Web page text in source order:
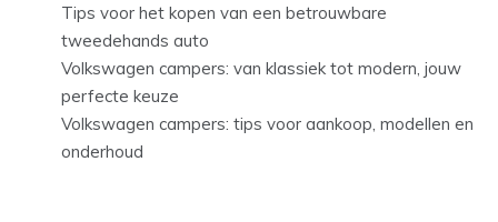
Tips voor het kopen van een betrouwbare
tweedehands auto
Volkswagen campers: van klassiek tot modern, jouw
perfecte keuze
Volkswagen campers: tips voor aankoop, modellen en
onderhoud